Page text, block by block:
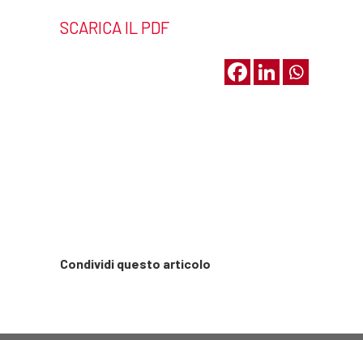
SCARICA IL PDF
Condividi questo articolo